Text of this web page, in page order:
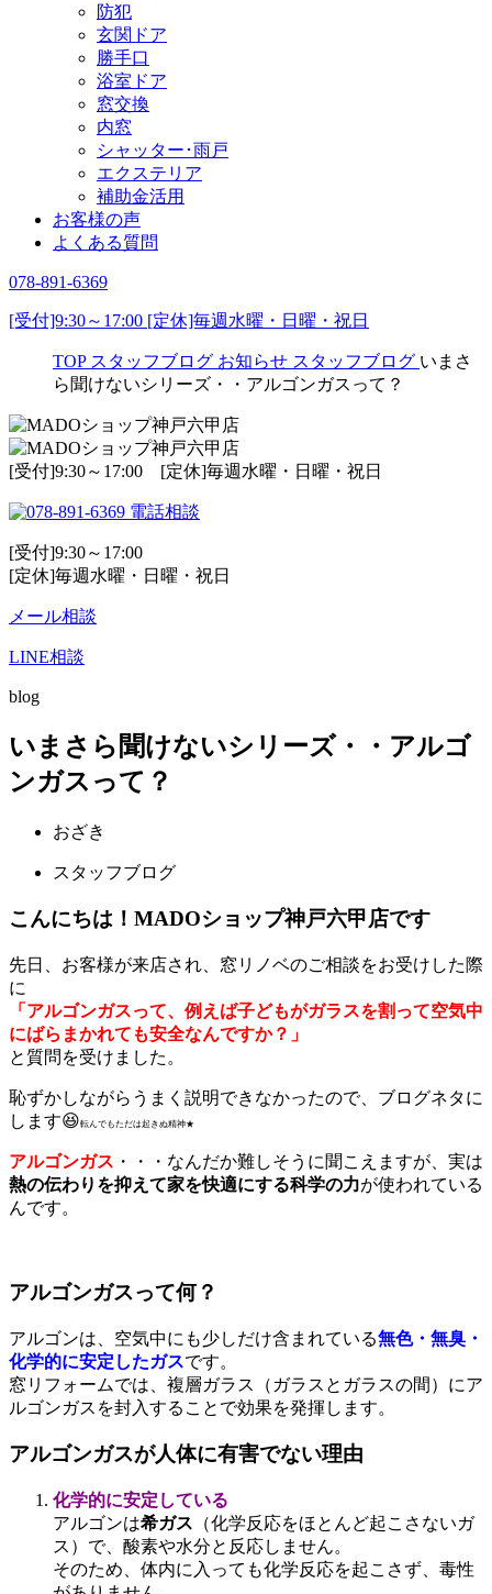
防犯
玄関ドア
勝手口
浴室ドア
窓交換
内窓
シャッター･雨戸
エクステリア
補助金活用
お客様の声
よくある質問
078-891-6369
[受付]9:30～17:00 [定休]毎週水曜・日曜・祝日
TOP スタッフブログ お知らせ スタッフブログ いまさ
ら聞けないシリーズ・・アルゴンガスって？
[受付]9:30～17:00 [定休]毎週水曜・日曜・祝日
電話相談
[受付]9:30～17:00
[定休]毎週水曜・日曜・祝日
メール相談
LINE相談
blog
いまさら聞けないシリーズ・・アルゴ
ンガスって？
おざき
スタッフブログ
こんにちは！MADOショップ神戸六甲店です
先日、お客様が来店され、窓リノベのご相談をお受けした際
に
「アルゴンガスって、例えば子どもがガラスを割って空気中
にばらまかれても安全なんですか？」
と質問を受けました。
恥ずかしながらうまく説明できなかったので、ブログネタに
します😆転んでもただは起きぬ精神★
アルゴンガス ・・・なんだか難しそうに聞こえますが、実は
熱の伝わりを抑えて家を快適にする科学の力が使われている
んです。
アルゴンガスって何？
アルゴンは、空気中にも少しだけ含まれている無色・無臭・
化学的に安定したガスです。
窓リフォームでは、複層ガラス（ガラスとガラスの間）にア
ルゴンガスを封入することで効果を発揮します。
アルゴンガスが人体に有害でない理由
化学的に安定している
アルゴンは希ガス （化学反応をほとんど起こさないガ
ス）で、酸素や水分と反応しません。
そのため、体内に入っても化学反応を起こさず、毒性